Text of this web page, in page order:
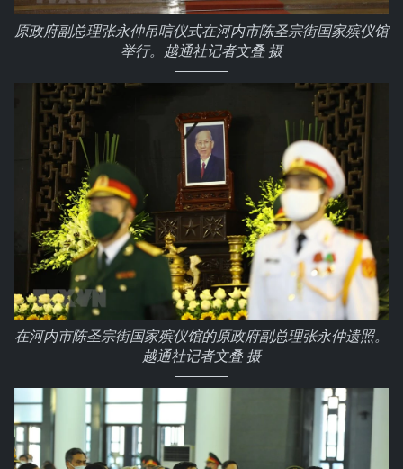
原政府副总理张永仲吊唁仪式在河内市陈圣宗街国家殡仪馆
举行。越通社记者文叠 摄
在河内市陈圣宗街国家殡仪馆的原政府副总理张永仲遗照。
越通社记者文叠 摄